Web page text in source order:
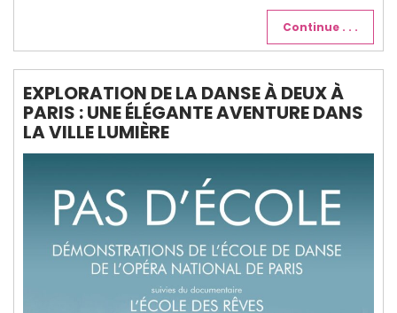
Continue . . .
EXPLORATION DE LA DANSE À DEUX À
PARIS : UNE ÉLÉGANTE AVENTURE DANS
LA VILLE LUMIÈRE